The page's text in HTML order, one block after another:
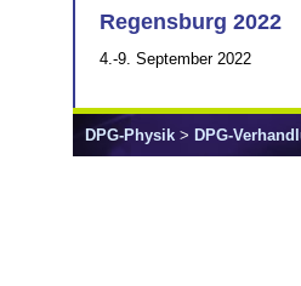
Regensburg 2022
4.-9. September 2022
DPG-Physik > DPG-